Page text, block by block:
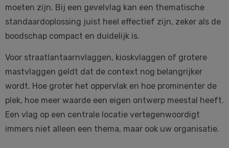
moeten zijn. Bij een gevelvlag kan een thematische
standaardoplossing juist heel effectief zijn, zeker als de
boodschap compact en duidelijk is.
Voor straatlantaarnvlaggen, kioskvlaggen of grotere
mastvlaggen geldt dat de context nog belangrijker
wordt. Hoe groter het oppervlak en hoe prominenter de
plek, hoe meer waarde een eigen ontwerp meestal heeft.
Een vlag op een centrale locatie vertegenwoordigt
immers niet alleen een thema, maar ook uw organisatie.